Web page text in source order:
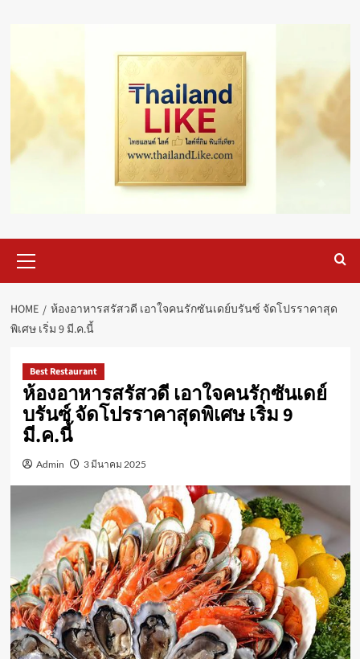
Menu
HOME
ห้องอาหารสรัสวดี เอาใจคนรักซันเดย์บรันซ์ จัดโปรราคาสุด
พิเศษ เริ่ม 9 มี.ค.นี้
Best Restaurant
ห้องอาหารสรัสวดี เอาใจคนรักซันเดย์
บรันซ์ จัดโปรราคาสุดพิเศษ เริ่ม 9
มี.ค.นี้
Admin 3 มีนาคม 2025